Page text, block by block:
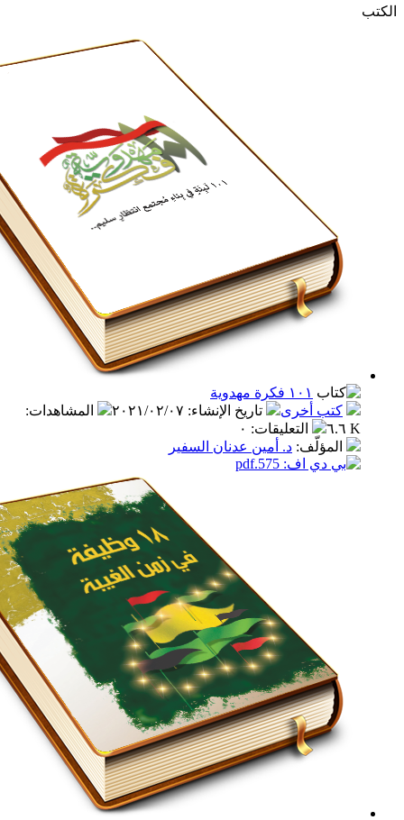
أخرى
تاريخ الإنشاء :٢٠٢١/٠٢/٠٧ المشاهدات:
التعليقات:٠
د. أمين عدنان السفير